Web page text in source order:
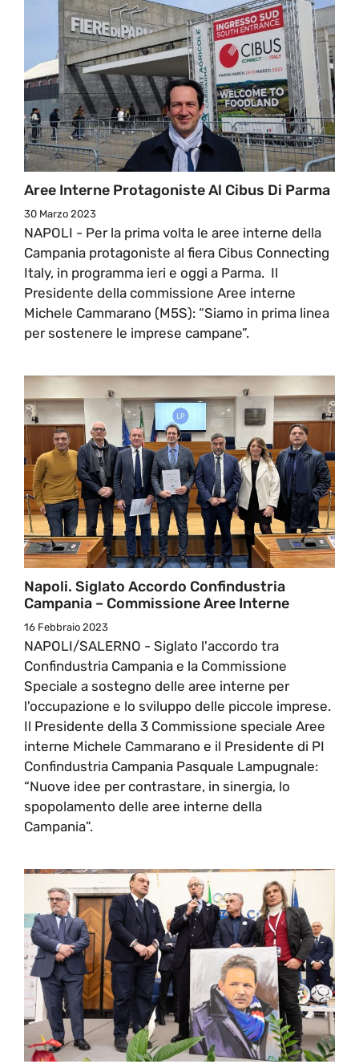
Aree Interne Protagoniste Al Cibus Di Parma
30 Marzo 2023
NAPOLI - Per la prima volta le aree interne della
Campania protagoniste al fiera Cibus Connecting
Italy, in programma ieri e oggi a Parma. Il
Presidente della commissione Aree interne
Michele Cammarano (M5S): “Siamo in prima linea
per sostenere le imprese campane”.
Napoli. Siglato Accordo Confindustria
Campania – Commissione Aree Interne
16 Febbraio 2023
NAPOLI/SALERNO - Siglato l'accordo tra
Confindustria Campania e la Commissione
Speciale a sostegno delle aree interne per
l'occupazione e lo sviluppo delle piccole imprese.
Il Presidente della 3 Commissione speciale Aree
interne Michele Cammarano e il Presidente di PI
Confindustria Campania Pasquale Lampugnale:
“Nuove idee per contrastare, in sinergia, lo
spopolamento delle aree interne della
Campania”.